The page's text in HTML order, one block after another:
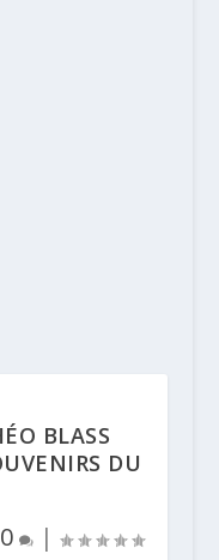
BLASS
DU
0 |